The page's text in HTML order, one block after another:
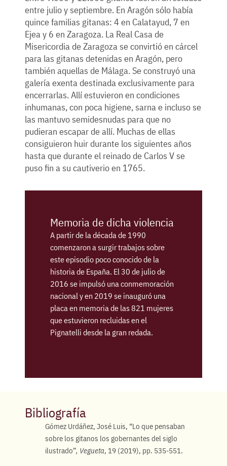
entre julio y septiembre. En Aragón sólo había
quince familias gitanas: 4 en Calatayud, 7 en
Ejea y 6 en Zaragoza. La Real Casa de
Misericordia de Zaragoza se convirtió en cárcel
para las gitanas detenidas en Aragón, pero
también aquellas de Málaga. Se construyó una
galería exenta destinada exclusivamente para
encerrarlas. Allí estuvieron en condiciones
inhumanas, con poca higiene, sarna e incluso se
las mantuvo semidesnudas para que no
pudieran escapar de allí. Muchas de ellas
consiguieron huir durante los siguientes años
hasta que durante el reinado de Carlos V se
puso fin a su cautiverio en 1765.
Memoria de dicha violencia
A partir de la década de 1990
comenzaron a surgir trabajos sobre
este episodio poco conocido de la
historia de España. El 30 de julio de
2016 se impulsó una conmemoración
nacional y en 2019 se inauguró una
placa en memoria de las 821 mujeres
que estuvieron recluidas en el
Pignatelli desde la gran redada.
Bibliografía
Gómez Urdáñez, José Luis, “Lo que pensaban
sobre los gitanos los gobernantes del siglo
ilustrado”, Vegueta, 19 (2019), pp. 535-551.